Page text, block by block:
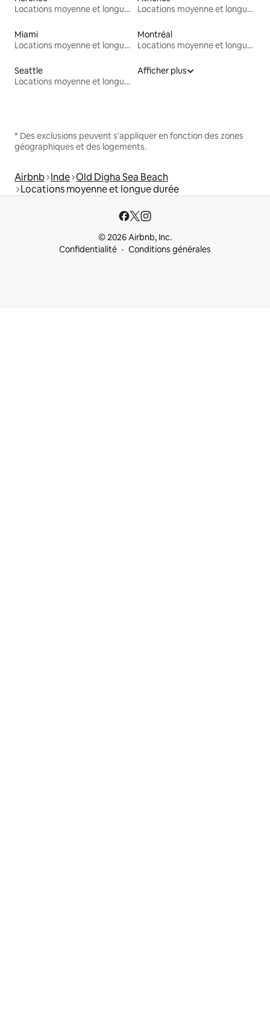
Locations moyenne et longue durée
Locations moyenne et longue durée
Miami
Locations moyenne et longue durée
Montréal
Locations moyenne et longue durée
Seattle
Locations moyenne et longue durée
Afficher plus
* Des exclusions peuvent s'appliquer en fonction des zones
géographiques et des logements.
Airbnb Inde Old Digha Sea Beach
Locations moyenne et longue durée
© 2026 Airbnb, Inc.
Confidentialité
Conditions générales